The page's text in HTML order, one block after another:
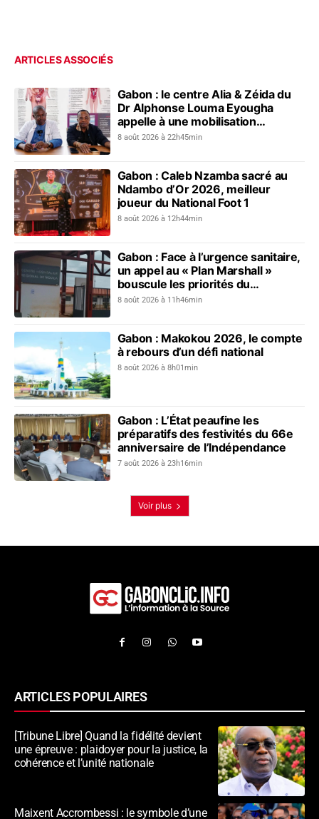
ARTICLES ASSOCIÉS
Gabon : le centre Alia & Zéida du
Dr Alphonse Louma Eyougha
appelle à une mobilisation
collective contre les addictions
8 août 2026 à 22h45min
Gabon : Caleb Nzamba sacré au
Ndambo d’Or 2026, meilleur
joueur du National Foot 1
8 août 2026 à 12h44min
Gabon : Face à l’urgence sanitaire,
un appel au « Plan Marshall »
bouscule les priorités du
gouvernement
8 août 2026 à 11h46min
Gabon : Makokou 2026, le compte
à rebours d’un défi national
8 août 2026 à 8h01min
Gabon : L’État peaufine les
préparatifs des festivités du 66e
anniversaire de l’Indépendance
7 août 2026 à 23h16min
Voir plus
ARTICLES POPULAIRES
[Tribune Libre] Quand la fidélité devient
une épreuve : plaidoyer pour la justice, la
cohérence et l’unité nationale
Maixent Accrombessi : le symbole d’une